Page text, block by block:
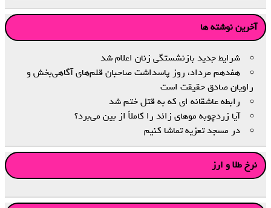
آخرین نوشته ها
شرایط جدید بازنشستگی زنان اعلام شد
هفدهم مرداد، روز پاسداشت صاحبان قلم‌های آگاهی‌بخش و
راویان صادق حقیقت است
رابطه عاشقانه ای که به قتل ختم شد
آیا زردچوبه موهای زائد را کاملاً از بین می‌برد؟
در مسجد تعزیه تماشا کنیم
نرخ طلا و ارز